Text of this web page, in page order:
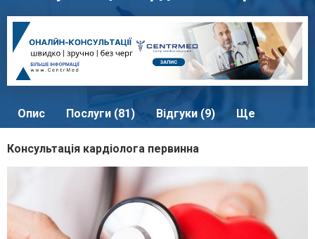
Опис Послуги (81) Відгуки (9) Ще
Консультація кардіолога первинна